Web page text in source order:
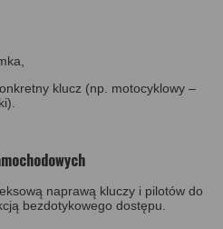
klucz (np. motocyklowy –
naprawą kluczy i pilotów do
bezdotykowego dostępu.